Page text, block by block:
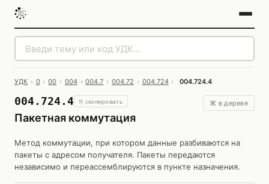
УДК › 0 › 00 › 004 › 004.7 › 004.72 › 004.724 › 004.724.4
004.724.4 ⎘ скопировать
Пакетная коммутация
⌘ в дереве
Метод коммутации, при котором данные разбиваются на
пакеты с адресом получателя. Пакеты передаются
независимо и переассемблируются в пункте назначения.